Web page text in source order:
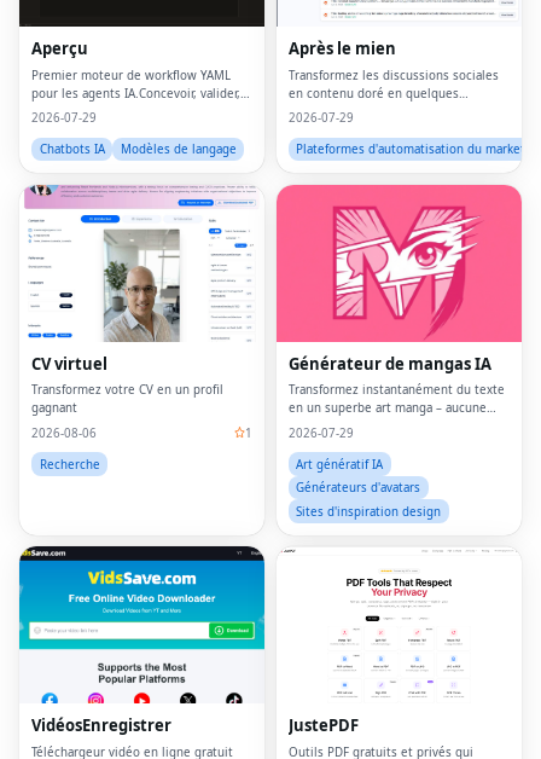
Aperçu
Premier moteur de workflow YAML
pour les agents IA.Concevoir, valider,
exécuter, évaluer.
2026-07-29
Chatbots IA
Modèles de langage
Après le mien
Transformez les discussions sociales
en contenu doré en quelques
secondes.Pointez, cliquez et créez.
2026-07-29
Plateformes d'automatisation du
CV virtuel
Transformez votre CV en un profil
gagnant
2026-08-06
1
Recherche
Générateur de mangas IA
Transformez instantanément du texte
en un superbe art manga – aucune
compétence en dessin n’est requise.
2026-07-29
Art génératif IA
Générateurs d'avatars
Sites d'inspiration design
VidéosEnregistrer
Téléchargeur vidéo en ligne gratuit
JustePDF
Outils PDF gratuits et privés qui